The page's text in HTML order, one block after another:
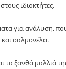
ιδιοκτήτες.
για ανάλυση,
σαλμονέλα.
ξανθά μαλλιά